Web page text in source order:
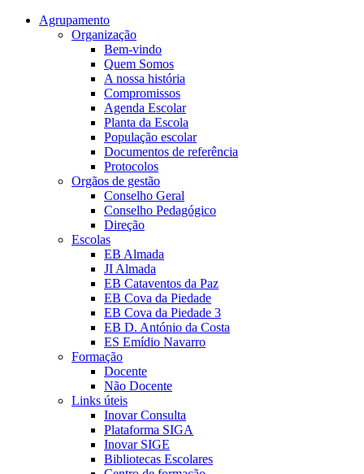
Agrupamento
Organização
Bem-vindo
Quem Somos
A nossa história
Compromissos
Agenda Escolar
Planta da Escola
População escolar
Documentos de referência
Protocolos
Orgãos de gestão
Conselho Geral
Conselho Pedagógico
Direção
Escolas
EB Almada
JI Almada
EB Cataventos da Paz
EB Cova da Piedade
EB Cova da Piedade 3
EB D. António da Costa
ES Emídio Navarro
Formação
Docente
Não Docente
Links úteis
Inovar Consulta
Plataforma SIGA
Inovar SIGE
Bibliotecas Escolares